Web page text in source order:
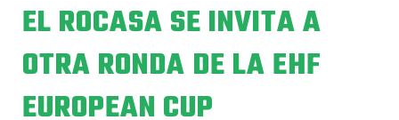
EL ROCASA SE INVITA A
OTRA RONDA DE LA EHF
EUROPEAN CUP